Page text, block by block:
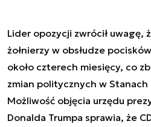
Lider opozycji zwrócił uwagę,
żołnierzy w obsłudze
około czterech miesięcy, co
zmian politycznych w
Możliwość objęcia urzędu
Donalda Trumpa sprawia, że